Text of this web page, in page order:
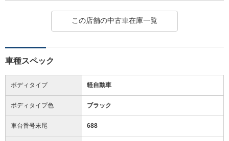
この店舗の中古車在庫一覧
車種スペック
ボディタイプ 軽自動車
ボディタイプ色 ブラック
車台番号末尾 688